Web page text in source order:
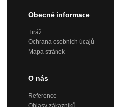
Obecné informace
Tiráž
Ochrana osobních údajů
Mapa stránek
O nás
Reference
Ohlasy zákazníků